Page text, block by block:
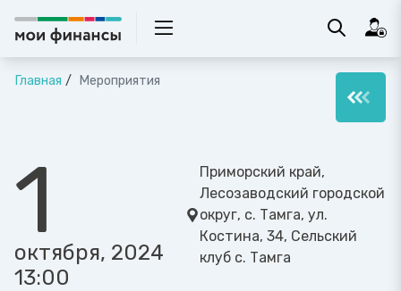
Главная Мероприятия
1
октября, 2024
13:00
Приморский край,
Лесозаводский городской
округ, с. Тамга, ул.
Костина, 34, Сельский
клуб с. Тамга